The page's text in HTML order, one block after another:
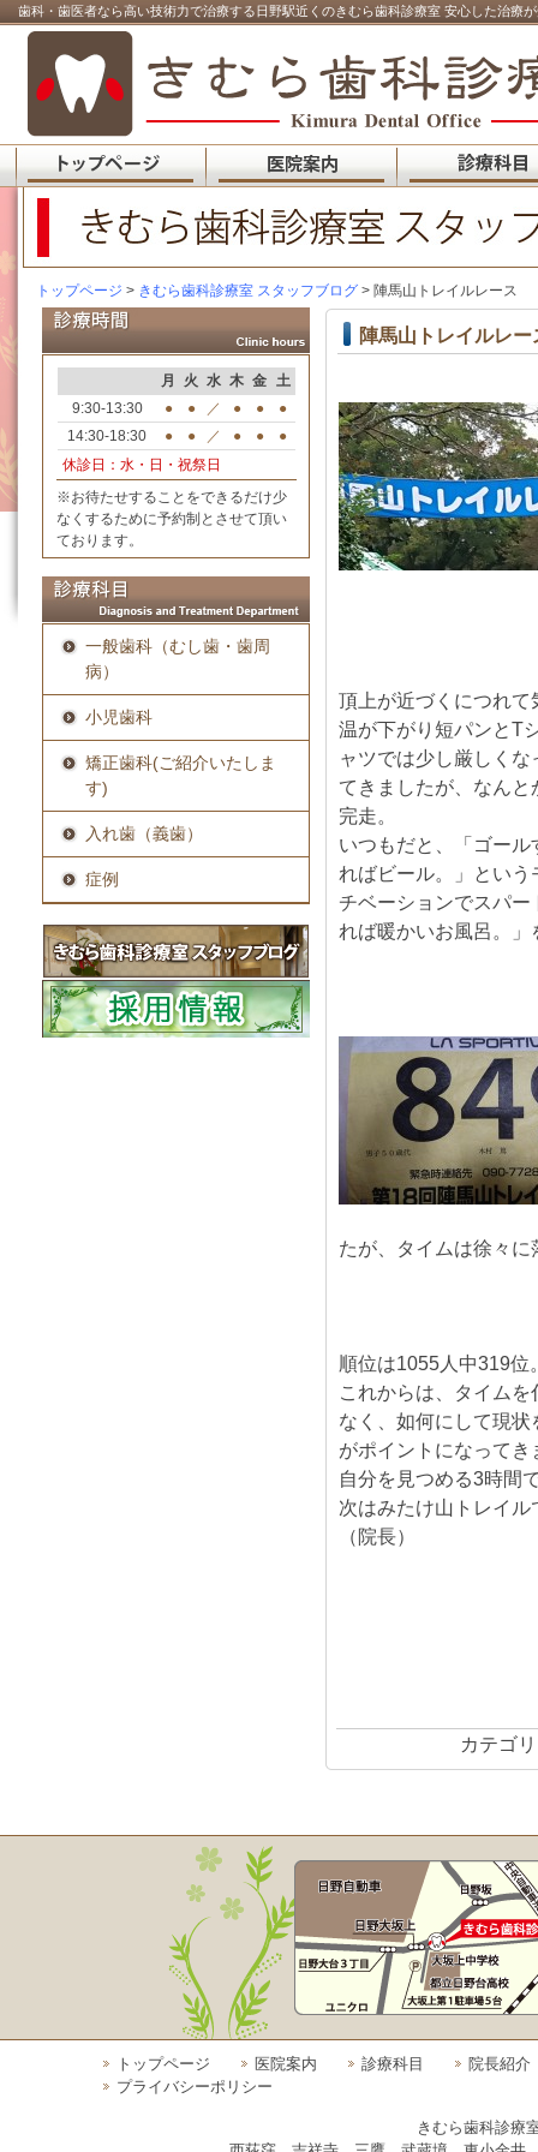
歯科・歯医者なら高い技術力で治療する日野駅近くのきむら歯科診療室 安心した治療
トップページ > きむら歯科診療室 スタッフブログ > 陣馬山トレイルレース
月 火 水 木 金 土
9:30-13:30
● ● ／ ● ●
●
14:30-18:30
● ● ／ ● ●
●
休診日：水・日・祝祭日
※お待たせすることをできるだけ少
なくするために予約制とさせて頂い
ております。
一般歯科（むし歯・歯周
病）
小児歯科
矯正歯科(ご紹介いたしま
す)
入れ歯（義歯）
症例
陣馬山トレイルレー
頂上が近づくにつれて
温が下がり短パンとT
ャツでは少し厳しくな
てきましたが、なんと
完走。
いつもだと、「ゴール
ればビール。」という
チベーションでスパ
れば暖かいお風呂。
たが、タイムは徐々
順位は1055人中319位
これからは、タイムを
なく、如何にして現状
がポイントになってき
自分を見つめる3時間
次はみたけ山トレイル
（院長）
カテゴ
トップページ 医院案内 診療科目
院長紹介
プライバシーポリシー
きむら歯科診療